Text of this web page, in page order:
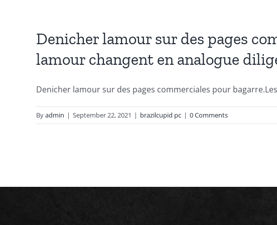
Denicher lamour sur des pages
lamour changent en analogue
Denicher lamour sur des pages commerciales pour
Byadmin | September 22, 2021 | brazilcupid pc | 0 Comments